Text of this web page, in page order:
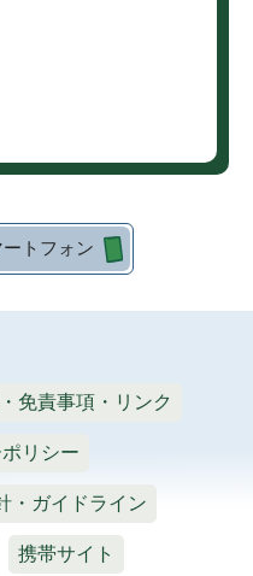
ートフォン
免責事項・リンク
リシー
・ガイドライン
携帯サイト